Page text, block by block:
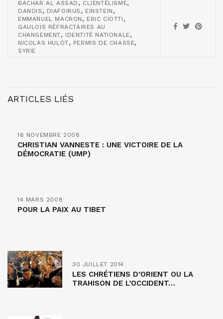
BACHAR AL ASSAD , CLIENTÉLISME,
DANOIS , DIAFOIRUS , EINSTEIN ,
EMMANUEL MACRON , ERIC CIOTTI ,
GAULOIS RÉFRACTAIRES AU
CHANGEMENT, IDENTITÉ NATIONALE,
NICOLAS HULOT, PERMIS DE CHASSE,
SYRIE
ARTICLES LIÉS
16 NOVEMBRE 2008
CHRISTIAN VANNESTE : UNE VICTOIRE DE LA
DÉMOCRATIE (UMP)
14 MARS 2008
POUR LA PAIX AU TIBET
30 JUILLET 2014
LES CHRÉTIENS D’ORIENT OU LA
TRAHISON DE L’OCCIDENT…